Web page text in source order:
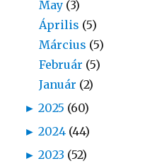
May (3)
Április (5)
Március (5)
Február (5)
Január (2)
► 2025 (60)
► 2024 (44)
► 2023 (52)